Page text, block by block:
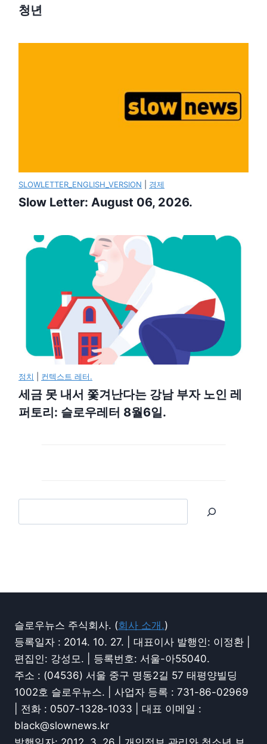
청년
SLOWLETTER_ENGLISH_VERSION 경제
Slow Letter: August 06, 2026.
정치 컨텍스트 레터.
세금 못 내서 쫓겨난다는 강남 부자 노인 레
퍼토리: 슬로우레터 8월6일.
슬로우뉴스 주식회사. (회사 소개.)
등록일자 : 2014. 10. 27. | 대표이사 발행인: 이정환 |
편집인: 강성모. | 등록번호: 서울-아55040.
주소 : (04536) 서울 중구 명동2길 57 태평양빌딩
1002호 슬로우뉴스. | 사업자 등록 : 731-86-02969
| 전화 : 0507-1328-1033 | 대표 이메일 :
black@slownews.kr